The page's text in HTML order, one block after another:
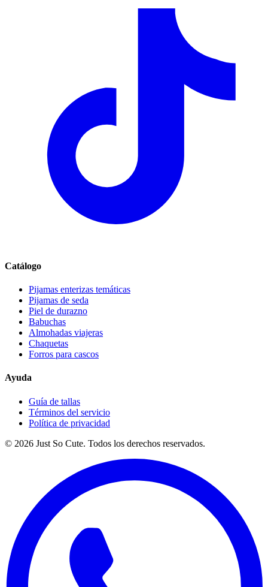
Catálogo
Pijamas enterizas temáticas
Pijamas de seda
Piel de durazno
Babuchas
Almohadas viajeras
Chaquetas
Forros para cascos
Ayuda
Guía de tallas
Términos del servicio
Política de privacidad
© 2026 Just So Cute. Todos los derechos reservados.